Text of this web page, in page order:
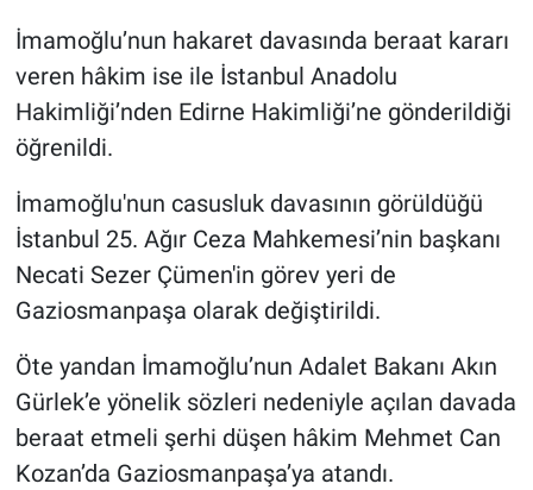
İmamoğlu’nun hakaret davasında beraat kararı
veren hâkim ise ile İstanbul Anadolu
Hakimliği’nden Edirne Hakimliği’ne gönderildiği
öğrenildi.
İmamoğlu'nun casusluk davasının görüldüğü
İstanbul 25. Ağır Ceza Mahkemesi’nin başkanı
Necati Sezer Çümen'in görev yeri de
Gaziosmanpaşa olarak değiştirildi.
Öte yandan İmamoğlu’nun Adalet Bakanı Akın
Gürlek’e yönelik sözleri nedeniyle açılan davada
beraat etmeli şerhi düşen hâkim Mehmet Can
Kozan’da Gaziosmanpaşa’ya atandı.